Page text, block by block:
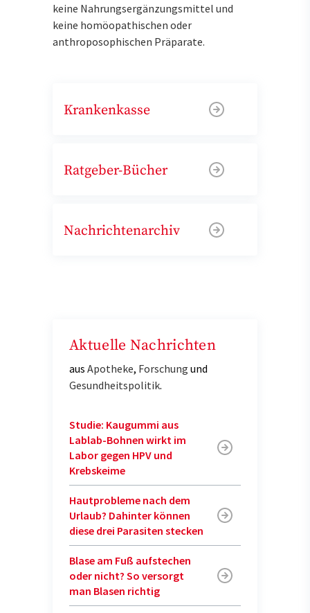
keine Nahrungsergänzungsmittel und
keine homöopathischen oder
anthroposophischen Präparate.
Krankenkasse
Ratgeber-Bücher
Nachrichtenarchiv
Aktuelle Nachrichten
aus Apotheke, Forschung und
Gesundheitspolitik.
Studie: Kaugummi aus
Lablab-Bohnen wirkt im
Labor gegen HPV und
Krebskeime
Hautprobleme nach dem
Urlaub? Dahinter können
diese drei Parasiten stecken
Blase am Fuß aufstechen
oder nicht? So versorgt
man Blasen richtig